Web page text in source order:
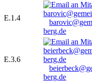
E.1.4
berg.de
E.3.6
berg.de